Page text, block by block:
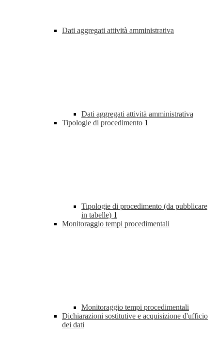
Dati aggregati attività amministrativa
Dati aggregati attività amministrativa
Tipologie di procedimento 1
Tipologie di procedimento (da pubblicare
in tabelle) 1
Monitoraggio tempi procedimentali
Monitoraggio tempi procedimentali
Dichiarazioni sostitutive e acquisizione d'ufficio
dei dati